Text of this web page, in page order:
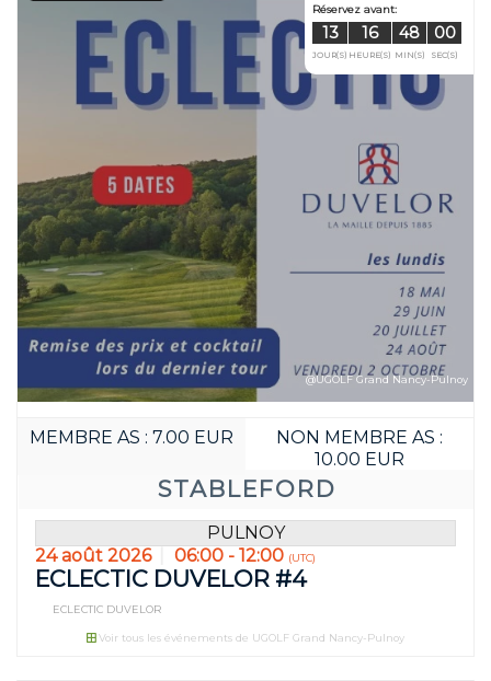
Réservez
11
JOUR(S) HEURE(S)
STABLEFORD
MEMBRE AS : 7.00 EUR
NON MEMBRE AS :
10.00 EUR
@UGOLF Grand Nancy-Pulnoy
PULNOY
24 août 2026
06:00 - 12:00 (UTC)
ECLECTIC DUVELOR #4
ECLECTIC DUVELOR
Voir tous les événements de UGOLF Grand Nancy-Pulnoy